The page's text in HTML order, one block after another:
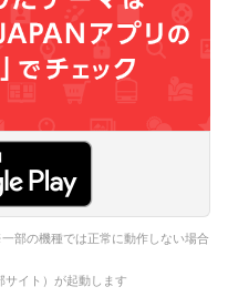
部の機種では正常に動作しない場合
サイト）が起動します